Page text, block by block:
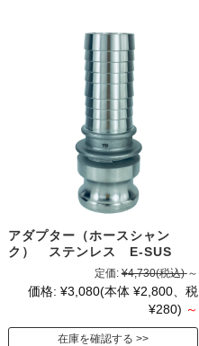
アダプター（ホースシャン
ク） ステンレス E-SUS
定価: ¥4,730(税込) ～
価格: ¥3,080(本体 ¥2,800、税
¥280) ～
在庫を確認する